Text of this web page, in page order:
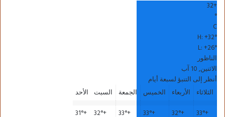
+
32
°
C
H:+32°
L:+26°
الناظور
الاثنين, 10 آب
أنظر إلى التنبؤ لسبعة أيام
الثلاثاء
الأربعاء الخميس الجمعة السبت الأحد
+
33°
+
32°
+
33°
+
33°
+
32°
+
31°